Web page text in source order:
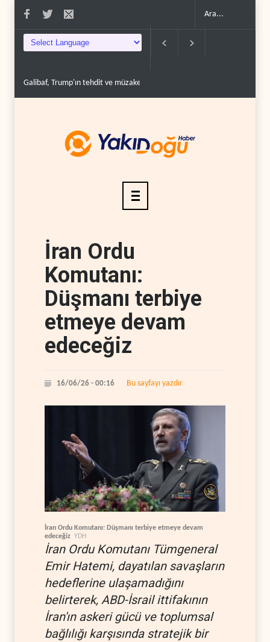
Galibaf, Trump'ın tehdit ve müzakere mesajlarıyla alay et..
İran Ordu
Komutanı:
Düşmanı terbiye
etmeye devam
edeceğiz
16/06/26 - 00:16 Bu sayfayı yazdır
İran Ordu Komutanı: Düşmanı terbiye etmeye devam
edeceğiz YDH
İran Ordu Komutanı Tümgeneral
Emir Hatemi, dayatılan savaşların
hedeflerine ulaşamadığını
belirterek, ABD-İsrail ittifakının
İran'ın askeri gücü ve toplumsal
bağlılığı karşısında stratejik bir